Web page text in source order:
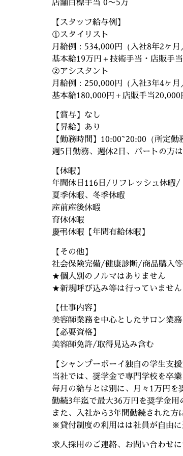
【スタッフ給与例】
①スタイリスト
月給例：534,000円（入社8年2ヶ月
基本給19万円＋技術手当・店販手
②アシスタント
月給例：250,000円（入社3年4ヶ月
基本給180,000円＋店販手当
【賞与】なし
【昇給】あり
【勤務時間】10:00~20:00（所定勤
週5日勤務、週休2日、パートの方
【休暇】
年間休日116日/リフレッシュ休暇/
夏季休暇、冬季休暇
産前産後休暇
育休休暇
慶弔休暇【年間有給休暇】
【その他】
社会保険完備/健康診断/商品購入
★個人別のノルマはありません
★新規呼び込み等は行っていません
【仕事内容】
美容師業務を中心としたサロン業
【必要資格】
美容師免許/取得見込み含む
【シャンプーボーイ独自の学生支
当社では、奨学金で専門学校を卒
毎月の給与とは別に、月々1万円を
勤続3年迄で最大36万円を奨学金用
また、入社から3年間勤続された方
※貸付制度の利用はは社員が自由に
求人採用のご連絡、お問い合わせ